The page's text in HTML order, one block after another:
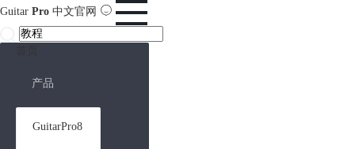
Guitar Pro 中文官网
产品
GuitarPro8